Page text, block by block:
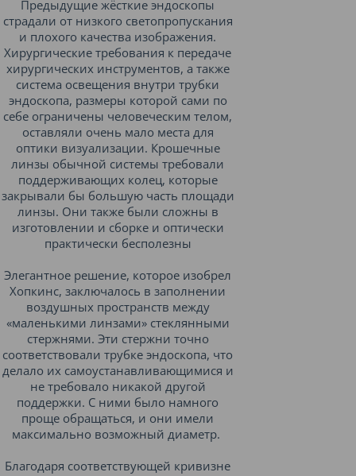
Предыдущие жёсткие эндоскопы
страдали от низкого светопропускания
и плохого качества изображения.
Хирургические требования к передаче
хирургических инструментов, а также
система освещения внутри трубки
эндоскопа, размеры которой сами по
себе ограничены человеческим телом,
оставляли очень мало места для
оптики визуализации. Крошечные
линзы обычной системы требовали
поддерживающих колец, которые
закрывали бы большую часть площади
линзы. Они также были сложны в
изготовлении и сборке и оптически
практически бесполезны
Элегантное решение, которое изобрел
Хопкинс, заключалось в заполнении
воздушных пространств между
«маленькими линзами» стеклянными
стержнями. Эти стержни точно
соответствовали трубке эндоскопа, что
делало их самоустанавливающимися и
не требовало никакой другой
поддержки. С ними было намного
проще обращаться, и они имели
максимально возможный диаметр.
Благодаря соответствующей кривизне